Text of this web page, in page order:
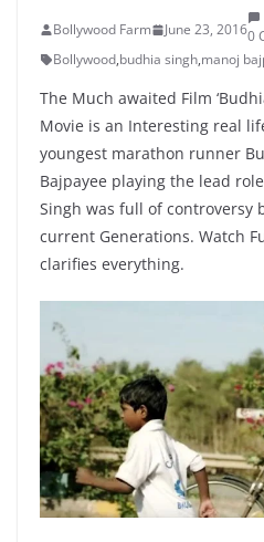
Bollywood Farm June 23, 20160
Bollywood,budhia singh,manoj
The Much awaited Film
Movie is an Interesting real
youngest marathon runner
Bajpayee playing the lead
Singh was full of
current Generations. Watch
clarifies everything.